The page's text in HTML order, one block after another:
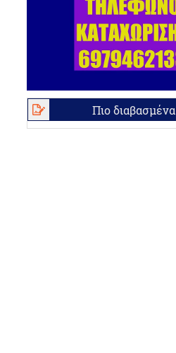
Πιο διαβασμένα